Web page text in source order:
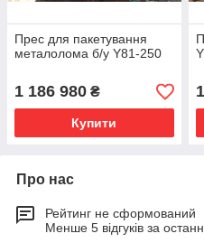
Прес для пакетування
металолома б/у Y81-250
1 186 980 ₴
Купити
Про нас
Рейтинг не сформований
Менше 5 відгуків за